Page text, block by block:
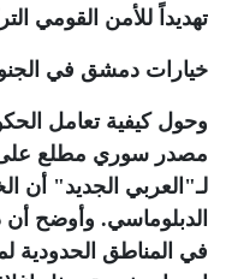
تهديداً للأمن القومي
خيارات دمشق في
وحول كيفية تعامل
مصدر سوري مطلع على
لـ"العربي الجديد" أن
الدبلوماسي. وأوضح
في المناطق الحدودية